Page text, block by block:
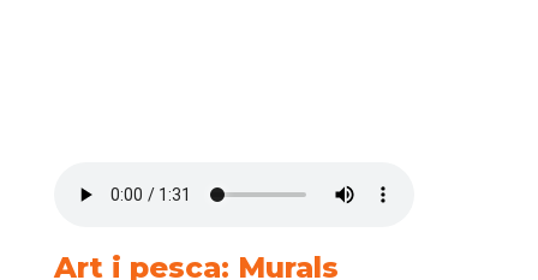
Art i pesca: Murals